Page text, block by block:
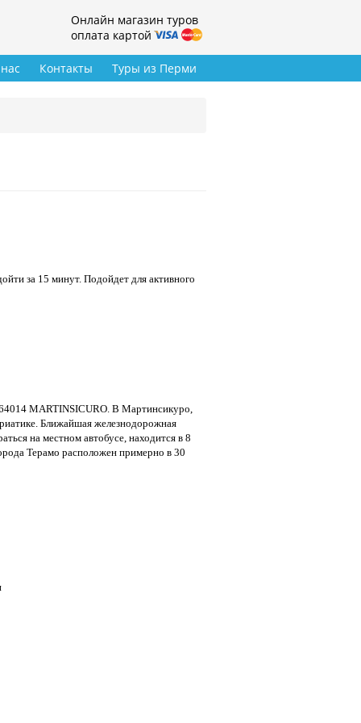
Онлайн магазин туров
оплата картой
Туры из Перми
Контакты
за 15 минут. Подойдет для активного
MARTINSICURO. В Мартинсикуро,
Ближайшая железнодорожная
на местном автобусе, находится в 8
Терамо расположен примерно в 30